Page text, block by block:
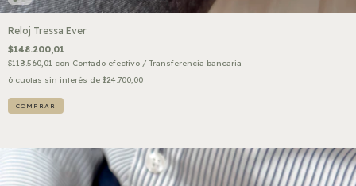
Reloj Tressa Ever
$148.200,01
$118.560,01 con Contado efectivo / Transferencia bancaria
6 cuotas sin interés de $24.700,00